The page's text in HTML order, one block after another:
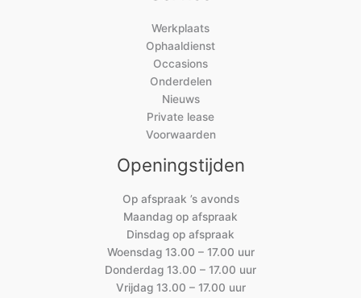
Werkplaats
Ophaaldienst
Occasions
Onderdelen
Nieuws
Private lease
Voorwaarden
Openingstijden
Op afspraak ’s avonds
Maandag op afspraak
Dinsdag op afspraak
Woensdag 13.00 – 17.00 uur
Donderdag 13.00 – 17.00 uur
Vrijdag 13.00 – 17.00 uur